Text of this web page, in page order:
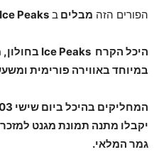
הפורים הזה מבלים ב Ice Peaks
היכל הקרח Ice Peaks
במיוחד באווירה פורימית
יקבלו מתנה תמונת מגנט
גמר המלאי.